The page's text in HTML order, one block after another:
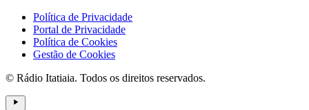
Política de Privacidade
Portal de Privacidade
Política de Cookies
Gestão de Cookies
© Rádio Itatiaia. Todos os direitos reservados.